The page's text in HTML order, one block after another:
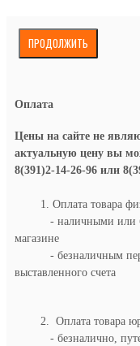
ПРОДОЛЖИТЬ
Оплата
Цены на сайте не
актуальную цену вы
8(391)2-14-26-96 или
1. Оплата товара
- наличными или
магазине
- безналичным
выставленного счета
2. Оплата товара
- безналично, путем